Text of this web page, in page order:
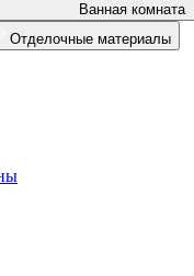
Ванная комната
Отделочные материалы